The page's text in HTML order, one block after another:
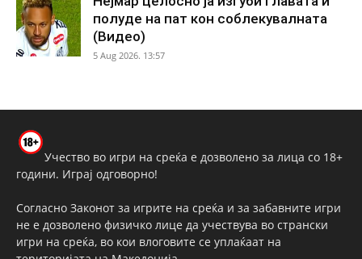
полуде на пат кон соблекувалната
(Видео)
5 Aug 2026. 13:57
Учество во игри на среќа е дозволено за лица со 18+
години. Играј одговорно!
Согласно Законот за игрите на среќа и за забавните игри
не е дозволено физичко лице да учествува во странски
игри на среќа, во кои влоговите се уплаќаат на